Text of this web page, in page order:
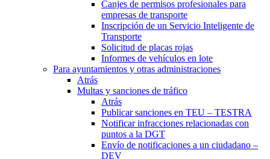
Canjes de permisos profesionales para
empresas de transporte
Inscripción de un Servicio Inteligente de
Transporte
Solicitud de placas rojas
Informes de vehículos en lote
Para ayuntamientos y otras administraciones
Atrás
Multas y sanciones de tráfico
Atrás
Publicar sanciones en TEU – TESTRA
Notificar infracciones relacionadas con
puntos a la DGT
Envío de notificaciones a un ciudadano –
DEV